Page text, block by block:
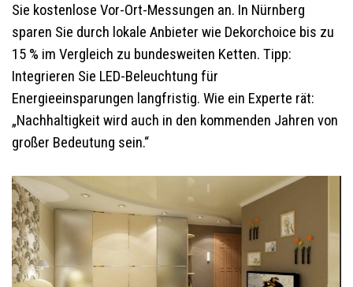
Sie kostenlose Vor-Ort-Messungen an. In Nürnberg
sparen Sie durch lokale Anbieter wie Dekorchoice bis zu
15 % im Vergleich zu bundesweiten Ketten. Tipp:
Integrieren Sie LED-Beleuchtung für
Energieeinsparungen langfristig. Wie ein Experte rät:
„Nachhaltigkeit wird auch in den kommenden Jahren von
großer Bedeutung sein.“